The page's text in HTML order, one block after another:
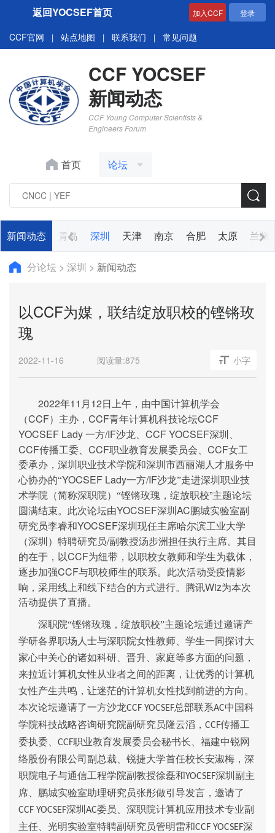
返回YOCSEF首页 加入CCF 登录
CCF官网 | 站点地图 | 联系我们 | 常见问题
CCF YOCSEF
新闻动态
CCF Young Computer Scientists &
Engineers Forum
首页 论坛
新闻动态
连 西安 青岛 深圳 天津 南京 合肥 太原 兰州
分论坛 > 深圳 > 新闻动态
以CCF为媒，联结绽放职校的铿锵玫
瑰
2022-11-16 阅读量:875 小字
2022年11 月 12 日上午，由中国计算机学会
（CCF）主办， CCF青年计算机科技论坛CCF
YOCSEF Lady 一方/IF沙龙、 CCF YOCSEF深圳、
CCF传播工委、 CCF职业教育发展委员会、 CCF女工
委承办，深圳职业技术学院和深圳市西丽湖人才服务中
心协办的“YOCSEF Lady一方/IF沙龙”走进深圳职业技
术学院（简称深职院）“铿锵玫瑰，绽放职校”主题论坛
圆满结束。此次论坛由YOCSEF深圳 AC鹏城实验室副
研究员李睿和YOCSEF深圳现任主席哈尔滨工业大学
（深圳）特聘研究员/副教授汤步洲担任执行主席。其目
的在于，以CCF为纽带，以职校女教师和学生为载体，
逐步加强CCF与职校师生的联系。此次活动受疫情影
响，采用线上和线下结合的方式进行。腾讯Wiz为本次
活动提供了直播。
深职院“铿锵玫瑰，绽放职校”主题论坛通过邀请产
学研各界职场人士与深职院女性教师、学生一同探讨大
家心中关心的诸如科研、晋升、家庭等多方面的问题，
来拉近计算机女性从业者之间的距离，让优秀的计算机
女性产生共鸣，让迷茫的计算机女性找到前进的方向。
本次论坛邀请了一方沙龙CCF YOCSEF总部联系AC中国科
学院科技战略咨询研究院副研究员隆云滔， CCF传播工
委执委、 CCF职业教育发展委员会秘书长、福建中锐网
络股份有限公司副总裁、锐捷大学首任校长安淑梅，深
职院电子与通信工程学院副教授徐磊和YOCSEF深圳副主
席、鹏城实验室助理研究员张彤做引导发言，邀请了
CCF YOCSEF深圳 AC委员、深职院计算机应用技术专业副
主任、光明实验室特聘副研究员管明雷和CCF YOCSEF深